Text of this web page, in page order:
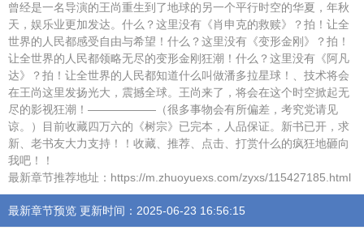
曾经是一名导演的王尚重生到了地球的另一个平行时空的华夏，年秋
天，娱乐业更加发达。什么？这里没有《肖申克的救赎》？拍！让全
世界的人民都感受自由与希望！什么？这里没有《变形金刚》？拍！
让全世界的人民都领略无尽的变形金刚狂潮！什么？这里没有《阿凡
达》？拍！让全世界的人民都知道什么叫做潘多拉星球！、技术将会
在王尚这里发扬光大，震撼全球。王尚来了，将会在这个时空掀起无
尽的影视狂潮！——————（很多事物会有所偏差，考究党请见
谅。）目前收藏四万六的《树宗》已完本，人品保证。新书已开，求
新、老书友大力支持！！收藏、推荐、点击、打赏什么的疯狂地砸向
我吧！！
最新章节推荐地址：https://m.zhuoyuexs.com/zyxs/115427185.html
最新章节预览 更新时间：2025-06-23 16:56:15